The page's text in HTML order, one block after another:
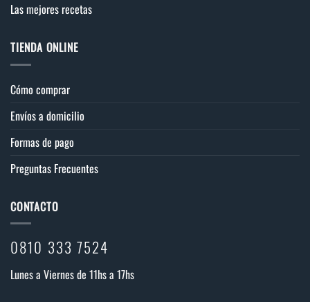
Las mejores recetas
TIENDA ONLINE
Cómo comprar
Envíos a domicilio
Formas de pago
Preguntas Frecuentes
CONTACTO
0810 333 7524
Lunes a Viernes de 11hs a 17hs